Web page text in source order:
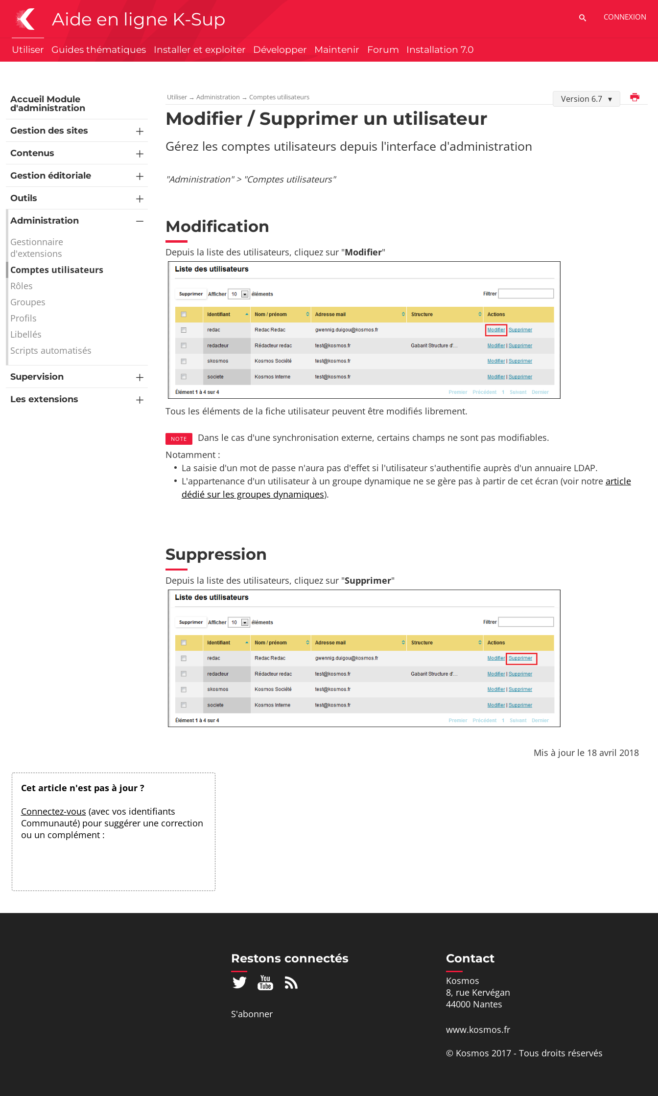
Aide en ligne K-Sup CONNEXION
Utiliser Guides thématiques Installer et exploiter Développer Maintenir Forum Installation 7.0
Accueil Module
d'administration
Gestion des sites
Contenus
Gestion éditoriale
Outils
Administration
Gestionnaire
d'extensions
Comptes utilisateurs
Rôles
Groupes
Profils
Libellés
Scripts automatisés
Supervision
Les extensions
Version 6.7Imprimer
Utiliser →Administration →Comptes utilisateurs
Modifier / Supprimer un utilisateur
Gérez les comptes utilisateurs depuis l'interface d'administration
"Administration" > "Comptes utilisateurs"
Modification
Depuis la liste des utilisateurs, cliquez sur "Modifier"
Tous les éléments de la fiche utilisateur peuvent être modifiés librement.
NOTE
Dans le cas d'une synchronisation externe, certains champs ne sont pas modifiables.
Notamment :
La saisie d'un mot de passe n'aura pas d'effet si l'utilisateur s'authentifie auprès d'un annuaire LDAP.
L'appartenance d'un utilisateur à un groupe dynamique ne se gère pas à partir de cet écran (voir notre article
dédié sur les groupes dynamiques).
Suppression
Depuis la liste des utilisateurs, cliquez sur "Supprimer"
Mis à jour le 18 avril 2018
Cet article n'est pas à jour ?
Connectez-vous (avec vos identifiants
Communauté) pour suggérer une correction
ou un complément :
Restons connectés
S'abonner
Contact
Kosmos
8, rue Kervégan
44000 Nantes
www.kosmos.fr
© Kosmos 2017 - Tous droits réservés